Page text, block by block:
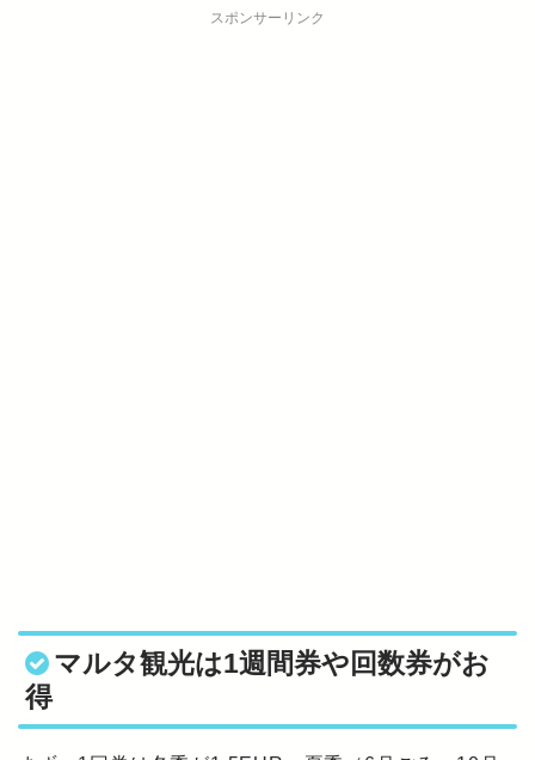
スポンサーリンク
マルタ観光は1週間券や回数券がお
得